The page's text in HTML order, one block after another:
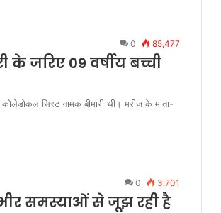
0 85,477
के जरिए 09 वर्षीय बच्ची
कोलेडोकल सिस्ट नामक बीमारी थी। मरीज के माता-
0 3,701
समस्याओं से जूझ रही है